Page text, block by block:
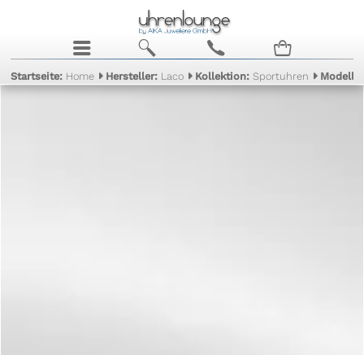
j b c n
Startseite: Home Hersteller: Laco Kollektion:Sportuhren Modell: